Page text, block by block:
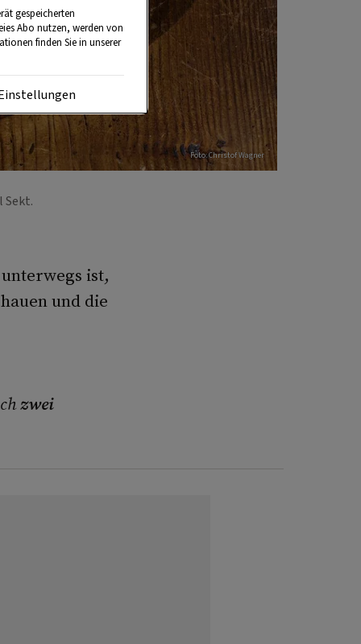
Foto: Christof Wagner
Sekt.
ist,
und die
zwei
gespeicherten
Abo nutzen, werden von
finden Sie in unserer